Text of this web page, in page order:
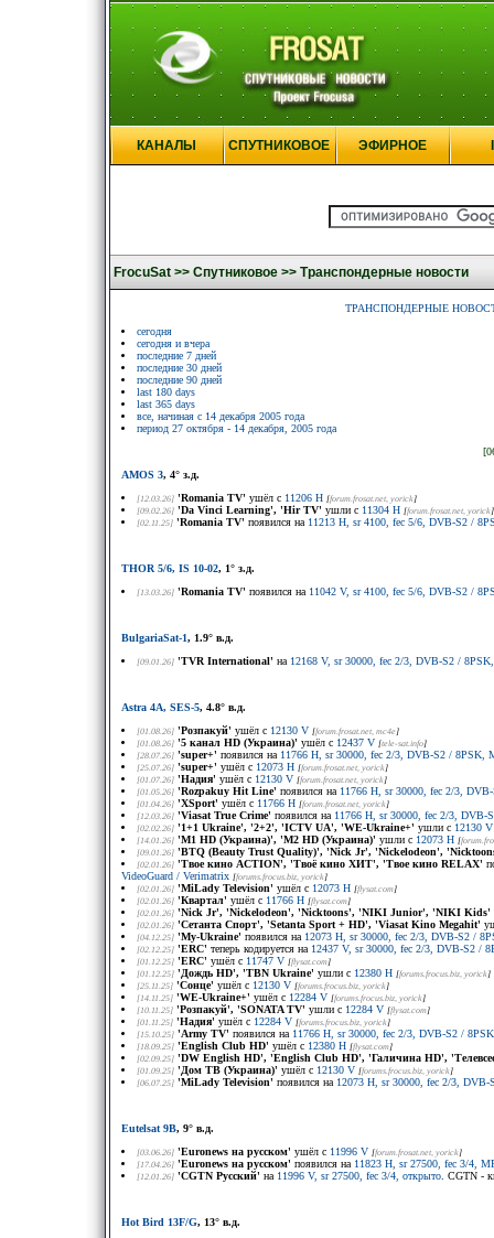
КАНАЛЫ СПУТНИКОВОЕ ЭФИРНОЕ
FrocuSat >> Спутниковое >> Транспондерные новости
ТРАНСПОНДЕРНЫЕ
сегодня
сегодня и вчера
последние 7 дней
последние 30 дней
последние 90 дней
last 180 days
last 365 days
все, начиная с 14 декабря 2005 года
период 27 октября - 14 декабря, 2005 года
AMOS 3, 4° з.д.
[12.03.26] 'Romania TV' ушёл с 11206 H [forum.frosat.net, yorick]
[09.02.26] 'Da Vinci Learning', 'Hir TV' ушли с 11304 H [forum.frosat.net, yorick]
[02.11.25] 'Romania TV' появился на 11213 H, sr 4100, fec 5/6, DVB-S2 /
THOR 5/6, IS 10-02, 1° з.д.
[13.03.26] 'Romania TV' появился на 11042 V, sr 4100, fec 5/6, DVB-S2 /
BulgariaSat-1, 1.9° в.д.
[09.01.26] 'TVR International' на 12168 V, sr 30000, fec 2/3, DVB-S2 /
Astra 4A, SES-5, 4.8° в.д.
[01.08.26] 'Розпакуй' ушёл с 12130 V [forum.frosat.net, mc4e ]
[01.08.26] '5 канал HD (Украина)' ушёл с 12437 V [tele-sat.info]
[28.07.26] 'super+' появился на 11766 H, sr 30000, fec 2/3, DVB-S2 / 8PSK,
[25.07.26] 'super+' ушёл с 12073 H [forum.frosat.net, yorick]
[01.07.26] 'Надия' ушёл с 12130 V [forum.frosat.net, yorick]
[01.05.26] 'Rozpakuy Hit Line' появился на 11766 H, sr 30000, fec 2/3,
[01.04.26] 'XSport' ушёл с 11766 H [forum.frosat.net, yorick]
[12.03.26] 'Viasat True Crime' появился на 11766 H, sr 30000, fec 2/3, DVB-
[02.02.26] '1+1 Ukraine', '2+2', 'ICTV UA', 'WE-Ukraine+' ушли с 12130 V
[14.01.26] 'М1 HD (Украина)', 'M2 HD (Украина)' ушли с 12073 H [
[09.01.26] 'BTQ (Beauty Trust Quality)', 'Nick Jr', 'Nickelodeon',
[02.01.26] 'Твое кино ACTION', 'Твоё кино ХИТ', 'Твое кино RELAX'
VideoGuard / Verimatrix [forums.frocus.biz, yorick]
[02.01.26] 'MiLady Television' ушёл с 12073 H [flysat.com]
[02.01.26] 'Квартал' ушёл с 11766 H [flysat.com]
[02.01.26] 'Nick Jr', 'Nickelodeon', 'Nicktoons', 'NIKI Junior', 'NIKI Kids'
[02.01.26] 'Сетанта Спорт', 'Setanta Sport + HD', 'Viasat Kino Megahit'
[04.12.25] 'My-Ukraine' появился на 12073 H, sr 30000, fec 2/3, DVB-S2 /
[02.12.25] 'ERC' теперь кодируется на 12437 V, sr 30000, fec 2/3, DVB-S2 /
[01.12.25] 'ERC' ушёл с 11747 V [flysat.com]
[01.12.25] 'Дождь HD', 'TBN Ukraine' ушли с 12380 H [forums.frocus.biz, yorick]
[25.11.25] 'Сонце' ушёл с 12130 V [forums.frocus.biz, yorick]
[14.11.25] 'WE-Ukraine+' ушёл с 12284 V [forums.frocus.biz, yorick]
[10.11.25] 'Розпакуй', 'SONATA TV' ушли с 12284 V [flysat.com]
[01.11.25] 'Надия' ушёл с 12284 V [forums.frocus.biz, yorick]
[15.10.25] 'Army TV' появился на 11766 H, sr 30000, fec 2/3, DVB-S2 /
[18.09.25] 'English Club HD' ушёл с 12380 H [flysat.com]
[02.09.25] 'DW English HD', 'English Club HD', 'Галичина HD',
[01.09.25] 'Дом ТВ (Украина)' ушёл с 12130 V [forums.frocus.biz, yorick]
[06.07.25] 'MiLady Television' появился на 12073 H, sr 30000, fec 2/3,
Eutelsat 9B, 9° в.д.
[03.06.26] 'Euronews на русском' ушёл с 11996 V [forum.frosat.net, yorick]
[17.04.26] 'Euronews на русском' появился на 11823 H, sr 27500, fec 3/4,
[12.01.26] 'CGTN Русский' на 11996 V, sr 27500, fec 3/4, открыто . CGTN -
Hot Bird 13F/G, 13° в.д.